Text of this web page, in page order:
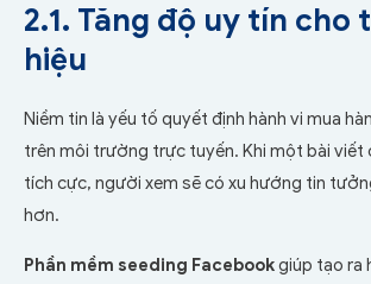
2.1. Tăng độ uy tín cho
hiệu
Niềm tin là yếu tố quyết định hành vi mua
trên môi trường trực tuyến. Khi một bài viết
tích cực, người xem sẽ có xu hướng tin
hơn.
Phần mềm seeding Facebookgiúp tạo ra